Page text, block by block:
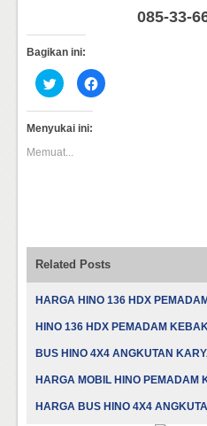
085-33-
Bagikan ini:
Klik
untuk
berbagi
pada
Twitter(Membuka
di
yang
Klik
untuk
Menyukai ini:
Memuat...
Related Posts
HARGA HINO 136 HDX
HINO 136 HDX PEMADAM
BUS HINO 4X4 ANGKUTAN
HARGA MOBIL HINO PEMADAM
HARGA BUS HINO 4X4